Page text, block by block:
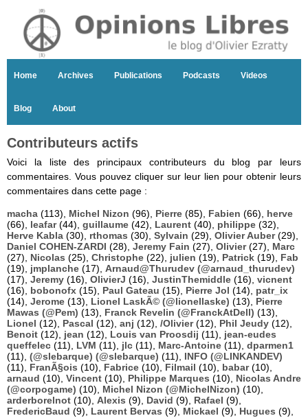
Home Archives Publications Podcasts Videos
Blog About
Contributeurs actifs
Voici la liste des principaux contributeurs du blog par leurs
commentaires. Vous pouvez cliquer sur leur lien pour obtenir leurs
commentaires dans cette page :
macha (113), Michel Nizon (96), Pierre (85), Fabien (66), herve
(66), leafar(44), guillaume (42), Laurent (40), philippe (32),
Herve Kabla (30), rthomas (30), Sylvain (29), Olivier Auber(29),
Daniel COHEN-ZARDI (28), Jeremy Fain (27), Olivier(27), Marc
(27), Nicolas (25), Christophe (22), julien (19), Patrick (19), Fab
(19), jmplanche (17), Arnaud@Thurudev (@arnaud_thurudev)
(17), Jeremy (16), OlivierJ (16), JustinThemiddle (16), vicnent
(16), bobonofx (15), Paul Gateau (15), Pierre Jol (14), patr_ix
(14), Jerome (13), Lionel LaskÃ© (@lionellaske) (13), Pierre
Mawas (@Pem) (13), Franck Revelin (@FranckAtDell) (13),
Lionel (12), Pascal (12), anj (12), /Olivier(12), Phil Jeudy (12),
Benoit (12), jean (12), Louis van Proosdij (11), jean-eudes
queffelec (11), LVM (11), jlc (11), Marc-Antoine (11), dparmen1
(11), (@slebarque) (@slebarque) (11), INFO (@LINKANDEV)
(11), FranÃ§ois (10), Fabrice (10), Filmail (10), babar(10),
arnaud (10), Vincent (10), Philippe Marques (10), Nicolas Andre
(@corpogame) (10), Michel Nizon (@MichelNizon) (10),
arderborelnot (10), Alexis (9), David (9), Rafael (9),
FredericBaud (9), Laurent Bervas (9), Mickael (9), Hugues (9),